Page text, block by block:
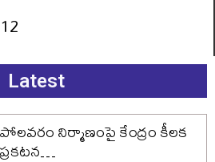
Latest
పోలవరం నిర్మాణంపై కేంద్రం కీలక
ప్రకటన…